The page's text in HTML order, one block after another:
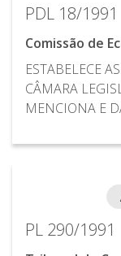
PDL 18/1991
Comissão de
ESTABELECE
CÂMARA
MENCIONA E
PL 290/1991